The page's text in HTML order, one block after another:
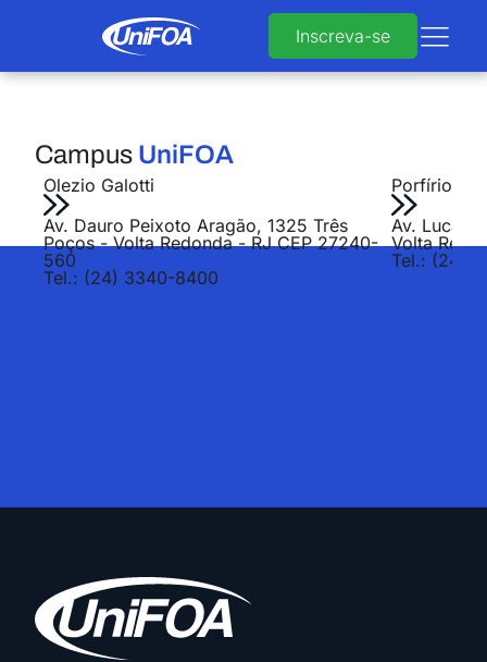
Inscreva-se
Campus UniFOA
Olezio Galotti
Av. Dauro Peixoto Aragão, 1325 Três
Poços - Volta Redonda - RJ CEP 27240-
560
Tel.: (24) 3340-8400
Porfírio
Av. Lucas
Volta
Tel.: (24)